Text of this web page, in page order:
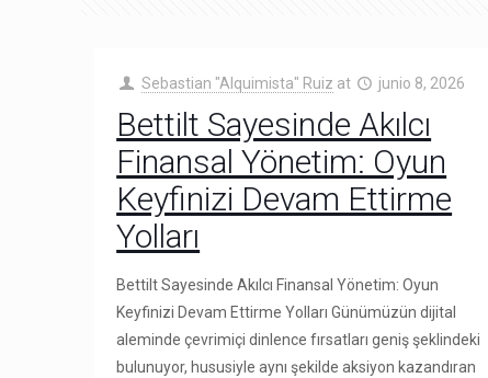
Sebastian "Alquimista" Ruiz at junio 8, 2026
Bettilt Sayesinde Akılcı
Finansal Yönetim: Oyun
Keyfinizi Devam Ettirme
Yolları
Bettilt Sayesinde Akılcı Finansal Yönetim: Oyun
Keyfinizi Devam Ettirme Yolları Günümüzün dijital
aleminde çevrimiçi dinlence fırsatları geniş şeklindeki
bulunuyor, hususiyle aynı şekilde aksiyon kazandıran